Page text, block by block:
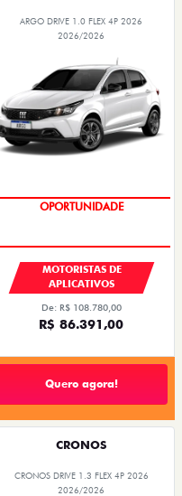
ARGO DRIVE 1.0 FLEX 4P 2026
2026/2026
OPORTUNIDADE
MOTORISTAS DE
APLICATIVOS
De: R$ 108.780,00
R$ 86.391,00
Quero agora!
CRONOS
CRONOS DRIVE 1.3 FLEX 4P 2026
2026/2026